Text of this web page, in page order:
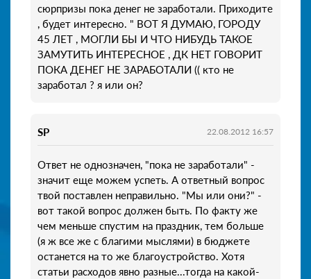
сюрпризы пока денег не заработали. Приходите
, будет интересно. " ВОТ Я ДУМАЮ, ГОРОДУ
45 ЛЕТ , МОГЛИ БЫ И ЧТО НИБУДЬ ТАКОЕ
ЗАМУТИТЬ ИНТЕРЕСНОЕ , ДК НЕТ ГОВОРИТ
ПОКА ДЕНЕГ НЕ ЗАРАБОТАЛИ (( кто не
заработал ? я или он?
SP 22.08.2012 16:57
Ответ не однозначен, "пока не заработали" -
значит еще можем успеть. А ответный вопрос
твой поставлен неправильно. "Мы или они?" -
вот такой вопрос должен быть. По факту же
чем меньше спустим на праздник, тем больше
(я ж все же с благими мыслями) в бюджете
останется на то же благоустройство. Хотя
статьи расходов явно разные...тогда на какой-